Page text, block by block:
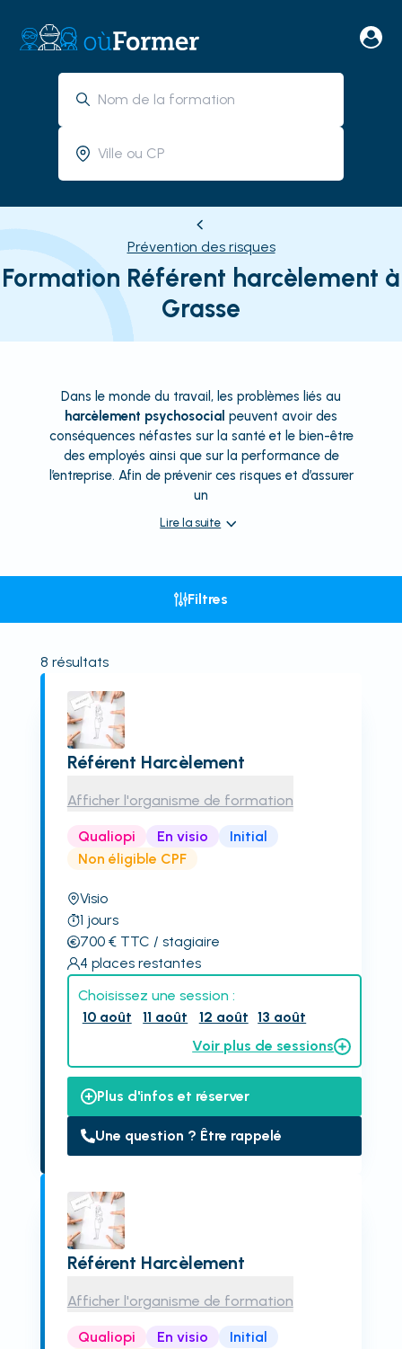
Prévention des risques
Formation Référent harcèlement à
Grasse
Dans le monde du travail, les problèmes liés au
harcèlement psychosocial peuvent avoir des
conséquences néfastes sur la santé et le bien-être
des employés ainsi que sur la performance de
l’entreprise. Afin de prévenir ces risques et d’assurer
un
Lire la suite
Filtres
8 résultats
Référent Harcèlement
Afficher l'organisme de formation
Qualiopi En visio
Initial
Non éligible CPF
Visio
1 jours
700€ TTC / stagiaire
4 places restantes
Choisissez une session :
10 août
11 août 12 août 13 août
Voir plus de sessions
Plus d'infos et réserver
Une question ? Être rappelé
Référent Harcèlement
Afficher l'organisme de formation
Qualiopi En visio
Initial